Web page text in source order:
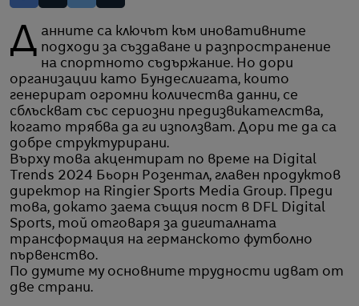
Данните са ключът към иновативните подходи за създаване и разпространение
на спортното съдържание. Но дори
организации като Бундеслигата, които
генерират огромни количества данни, се
сблъскват със сериозни предизвикателства,
когато трябва да ги използват. Дори те да са
добре структурирани.
Върху това акцентират по време на Digital
Trends 2024 Бьорн Розентал, главен продуктов
директор на Ringier Sports Media Group. Преди
това, докато заема същия пост в DFL Digital
Sports, той отговаря за дигиталната
трансформация на германското футболно
първенство.
По думите му основните трудности идват от
две страни.